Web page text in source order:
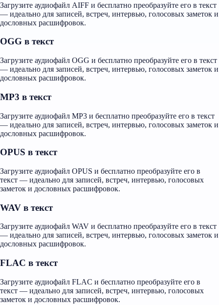
Загрузите аудиофайл AIFF и бесплатно преобразуйте его в текст
— идеально для записей, встреч, интервью, голосовых заметок и
дословных расшифровок.
OGG в текст
Загрузите аудиофайл OGG и бесплатно преобразуйте его в текст
— идеально для записей, встреч, интервью, голосовых заметок и
дословных расшифровок.
MP3 в текст
Загрузите аудиофайл MP3 и бесплатно преобразуйте его в текст
— идеально для записей, встреч, интервью, голосовых заметок и
дословных расшифровок.
OPUS в текст
Загрузите аудиофайл OPUS и бесплатно преобразуйте его в
текст — идеально для записей, встреч, интервью, голосовых
заметок и дословных расшифровок.
WAV в текст
Загрузите аудиофайл WAV и бесплатно преобразуйте его в текст
— идеально для записей, встреч, интервью, голосовых заметок и
дословных расшифровок.
FLAC в текст
Загрузите аудиофайл FLAC и бесплатно преобразуйте его в
текст — идеально для записей, встреч, интервью, голосовых
заметок и дословных расшифровок.